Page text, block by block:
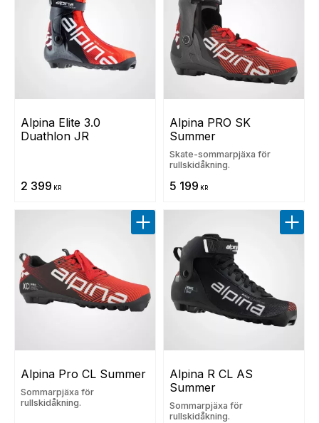
Alpina Elite 3.0
Duathlon JR
2 399 KR
Alpina PRO SK
Summer
Skate-sommarpjäxa för
rullskidåkning.
5 199 KR
Alpina Pro CL Summer
Sommarpjäxa för
rullskidåkning.
Lägg till i favoriter
Alpina R CL AS
Summer
Sommarpjäxa för
rullskidåkning.
Lägg